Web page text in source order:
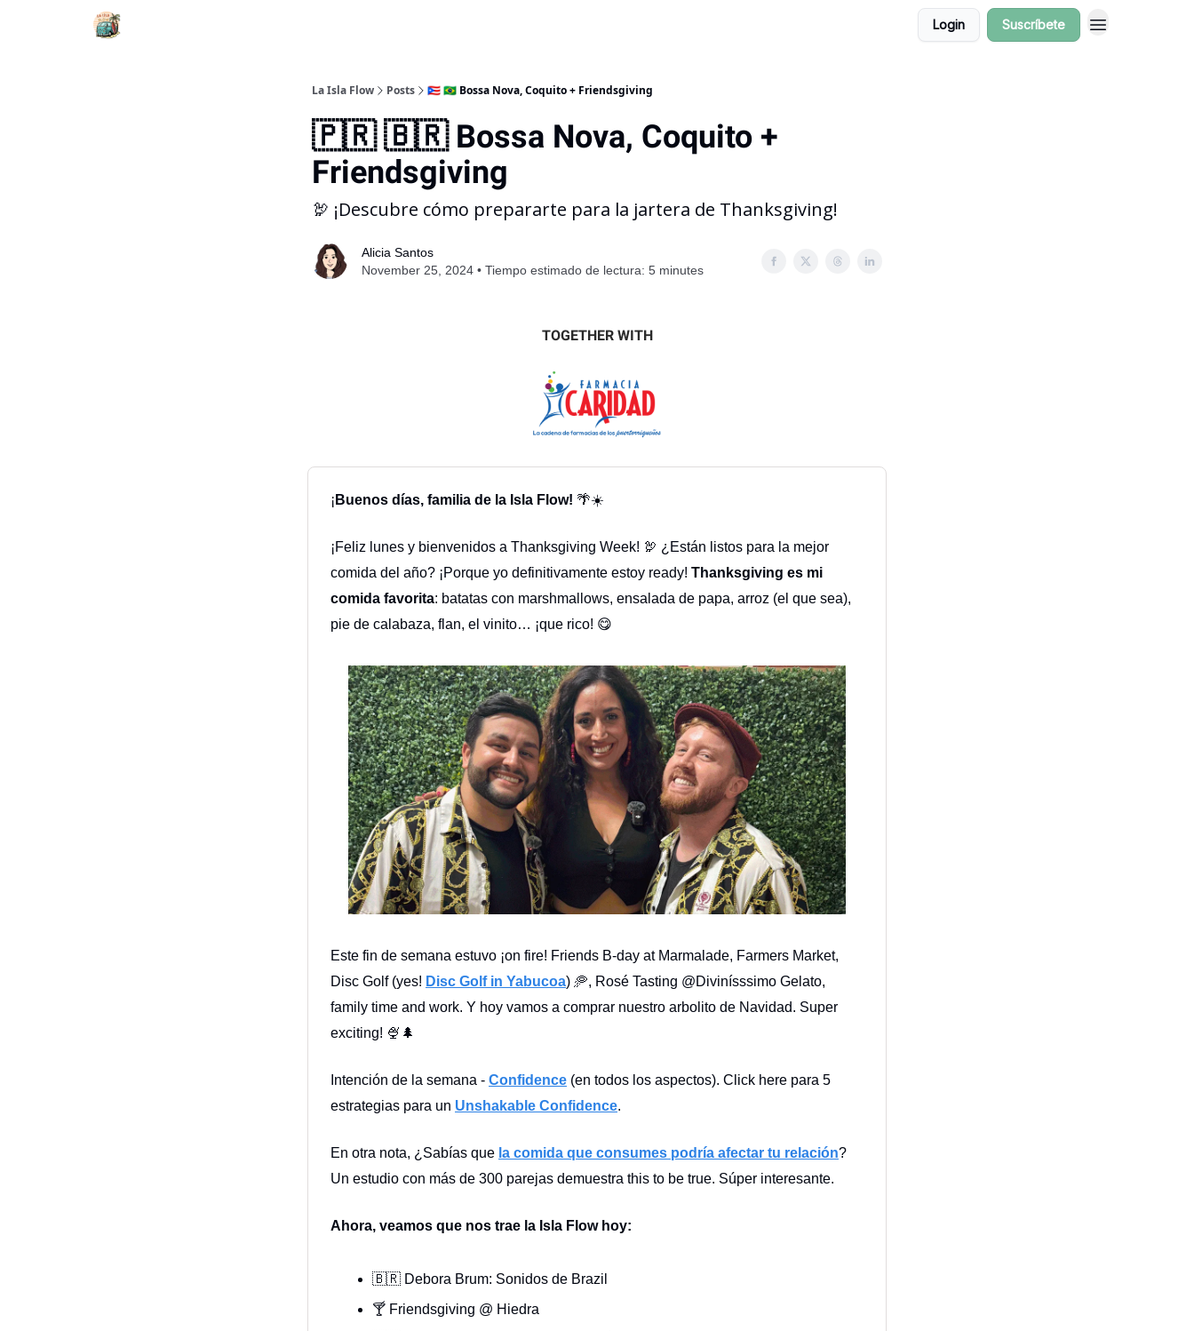
Login Suscríbete
La Isla Flow Posts 🇵🇷 🇧🇷 Bossa Nova, Coquito + Friendsgiving
🇵🇷 🇧🇷 Bossa Nova, Coquito +
Friendsgiving
🦃 ¡Descubre cómo prepararte para la jartera de Thanksgiving!
Alicia Santos
November 25, 2024 • Tiempo estimado de lectura: 5 minutes
TOGETHER WITH
¡ Buenos días, familia de la Isla Flow! 🌴☀️
¡Feliz lunes y bienvenidos a Thanksgiving Week! 🦃 ¿Están listos para la mejor
comida del año? ¡Porque yo definitivamente estoy ready! Thanksgiving es mi
comida favorita: batatas con marshmallows, ensalada de papa, arroz (el que sea),
pie de calabaza, flan, el vinito… ¡que rico! 😋
Este fin de semana estuvo ¡on fire! Friends B-day at Marmalade, Farmers Market,
Disc Golf (yes! Disc Golf in Yabucoa) 🥏, Rosé Tasting @Divinísssimo Gelato,
family time and work. Y hoy vamos a comprar nuestro arbolito de Navidad. Super
exciting! 🍨🌲
Intención de la semana - Confidence (en todos los aspectos). Click here para 5
estrategias para un Unshakable Confidence.
En otra nota, ¿Sabías que la comida que consumes podría afectar tu relación?
Un estudio con más de 300 parejas demuestra this to be true. Súper interesante.
Ahora, veamos que nos trae la Isla Flow hoy:
🇧🇷 Debora Brum: Sonidos de Brazil
🍸 Friendsgiving @ Hiedra